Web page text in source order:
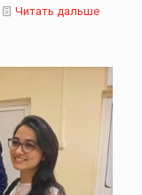
Читать дальше